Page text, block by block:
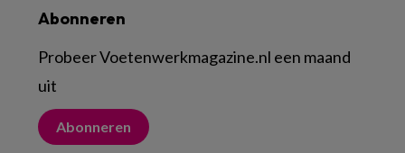
Abonneren
Probeer Voetenwerkmagazine.nl een maand
uit
Abonneren